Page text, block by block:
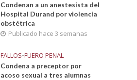
Condenan a un anestesista del
Hospital Durand por violencia
obstétrica
Publicado hace 3 semanas
FALLOS•FUERO PENAL
Condena a preceptor por
acoso sexual a tres alumnas